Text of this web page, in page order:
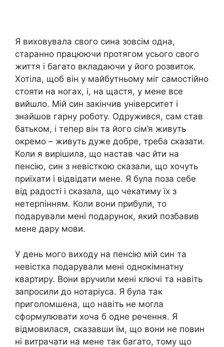
Я виховувала свого сина зовсім одна,
старанно працюючи протягом усього свого
життя і багато вкладаючи у його розвиток.
Хотіла, щоб він у майбутньому міг самостійно
стояти на ногах, і, на щастя, у мене все
вийшло. Мій син закінчив університет і
знайшов гарну роботу. Одружився, сам став
батьком, і тепер він та його сім’я живуть
окремо – живуть дуже добре, треба сказати.
Коли я вирішила, що настав час йти на
пенсію, син з невісткою сказали, що хочуть
приїхати і відвідати мене. Я була поза себе
від радості і сказала, що чекатиму їх з
нетерпінням. Коли вони прибули, то
подарували мені подарунок, який позбавив
мене дару мови.
У день мого виходу на пенсію мій син та
невістка подарували мені однокімнатну
квартиру. Вони вручили мені ключі та навіть
запросили до нотаріуса. Я була так
приголомшена, що навіть не могла
сформулювати хоча б одне речення. Я
відмовилася, сказавши їм, що вони не повин
ні витрачати на мене так багато, тому що